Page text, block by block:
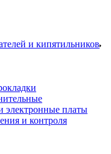
и кипятильников
электронные платы
и контроля